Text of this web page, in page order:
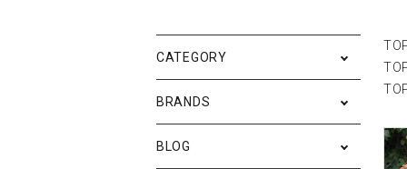
バッグ
メンズファッション
Event
CATEGORY
BRANDS
BLOG